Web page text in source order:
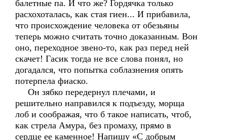
балетные па. И что же? Гордячка только
расхохоталась, как стая гиен... И прибавила,
что происхождение человека от обезьяны
теперь можно считать точно доказанным. Вон
оно, переходное звено-то, как раз перед ней
скачет! Гасик тогда не все слова понял, но
догадался, что попытка соблазнения опять
потерпела фиаско.
Он зябко передернул плечами, и
решительно направился к подъезду, морща
лоб и соображая, что б такое написать, чтоб,
как стрела Амура, без промаху, прямо в
сердце ее каменное! Напишу «С добрым